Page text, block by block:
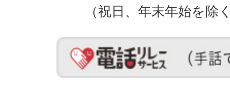
（祝日、年末年始を除